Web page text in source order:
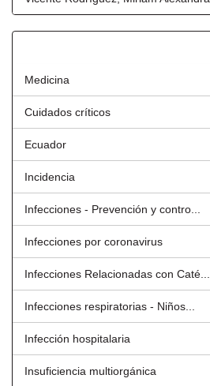
Medicina
Cuidados críticos
Ecuador
Incidencia
Infecciones - Prevención y contro...
Infecciones por coronavirus
Infecciones Relacionadas con Caté...
Infecciones respiratorias - Niños...
Infección hospitalaria
Insuficiencia multiorgánica